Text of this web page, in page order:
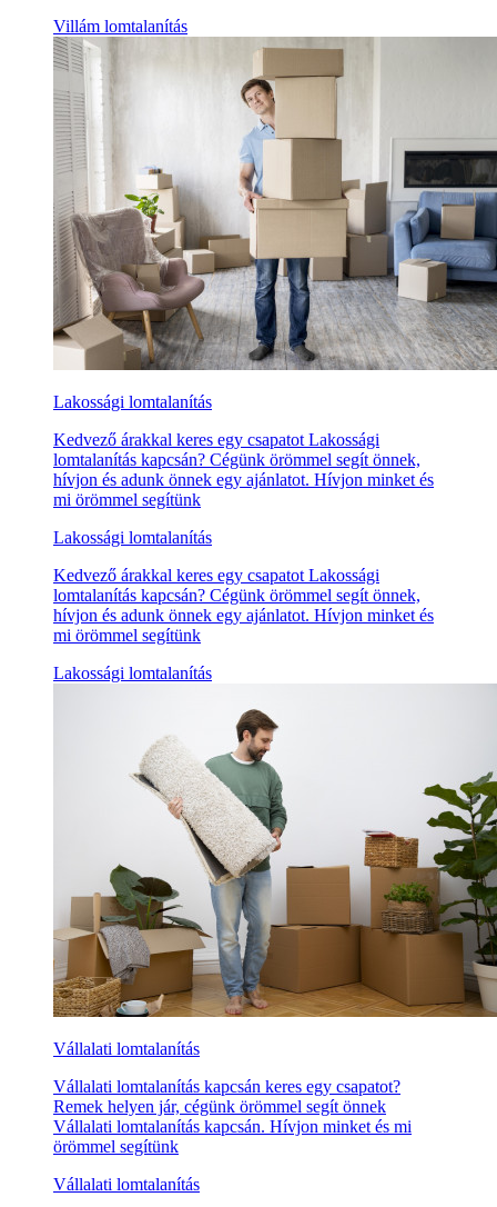
Villám lomtalanítás
Lakossági lomtalanítás
Kedvező árakkal keres egy csapatot Lakossági
lomtalanítás kapcsán? Cégünk örömmel segít önnek,
hívjon és adunk önnek egy ajánlatot. Hívjon minket és
mi örömmel segítünk
Lakossági lomtalanítás
Kedvező árakkal keres egy csapatot Lakossági
lomtalanítás kapcsán? Cégünk örömmel segít önnek,
hívjon és adunk önnek egy ajánlatot. Hívjon minket és
mi örömmel segítünk
Lakossági lomtalanítás
Vállalati lomtalanítás
Vállalati lomtalanítás kapcsán keres egy csapatot?
Remek helyen jár, cégünk örömmel segít önnek
Vállalati lomtalanítás kapcsán. Hívjon minket és mi
örömmel segítünk
Vállalati lomtalanítás